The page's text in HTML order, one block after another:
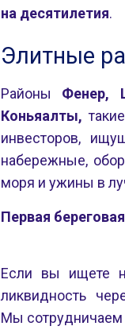
на десятилетия.
Элитные
Районы Фенер,
Коньяалты,
инвесторов,
набережные,
моря и ужины в
Первая
Если вы ищете
ликвидность
Мы сотрудничаем